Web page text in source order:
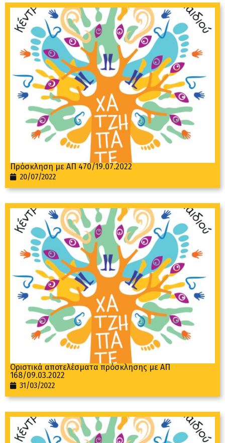
Πρόσκληση με ΑΠ 470/19.07.2022
20/07/2022
Οριστικά αποτελέσματα πρόσκλησης με ΑΠ
168/09.03.2022
31/03/2022